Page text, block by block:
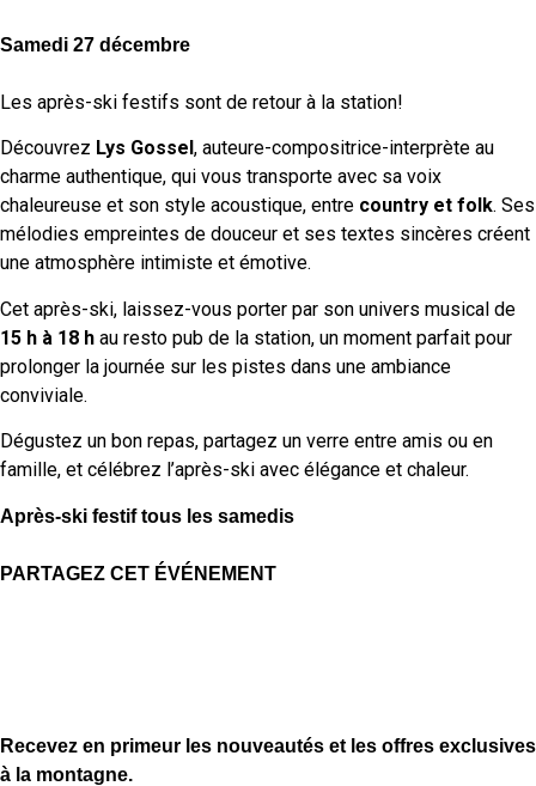
Samedi 27 décembre
Les après-ski festifs sont de retour à la station!
Découvrez Lys Gossel , auteure-compositrice-interprète au
charme authentique, qui vous transporte avec sa voix
chaleureuse et son style acoustique, entre country et folk. Ses
mélodies empreintes de douceur et ses textes sincères créent
une atmosphère intimiste et émotive.
Cet après-ski, laissez-vous porter par son univers musical de
15 h à 18 h au resto pub de la station, un moment parfait pour
prolonger la journée sur les pistes dans une ambiance
conviviale.
Dégustez un bon repas, partagez un verre entre amis ou en
famille, et célébrez l’après-ski avec élégance et chaleur.
Après-ski festif tous les samedis
PARTAGEZ CET ÉVÉNEMENT
Recevez en primeur les nouveautés et les offres exclusives
à la montagne.